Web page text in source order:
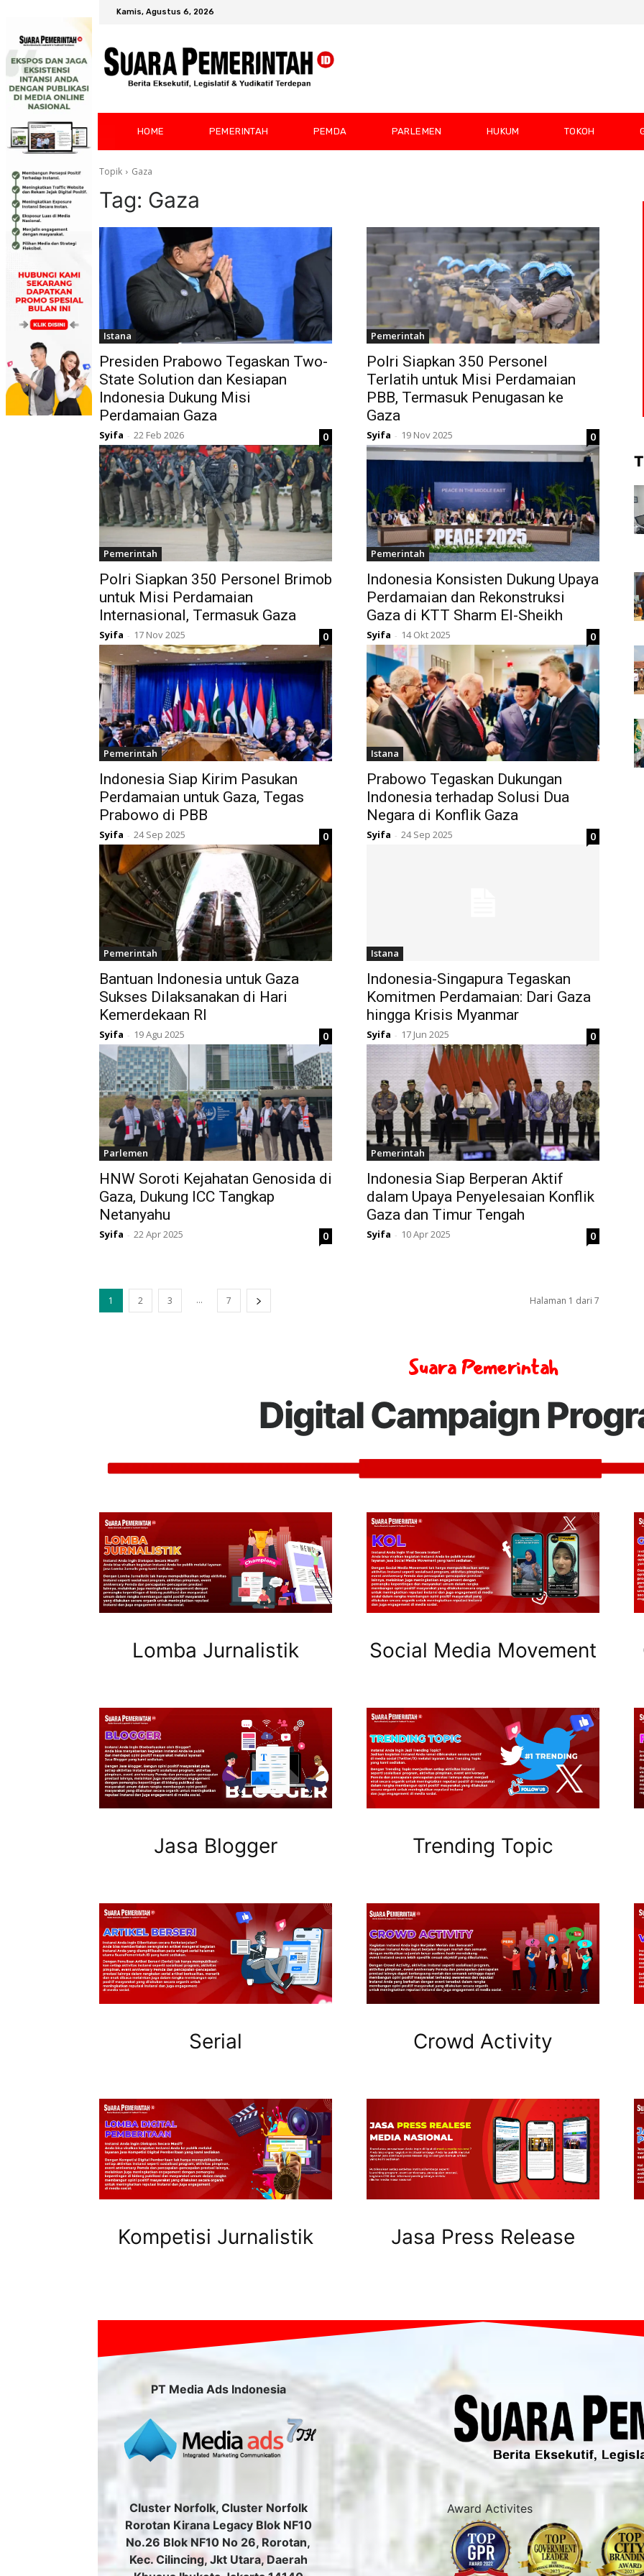
Kamis, Agustus 6, 2026
HOME PEMERINTAH PEMDA PARLEMEN HUKUM TOKOH
Topik Gaza
Tag: Gaza
Istana
Presiden Prabowo Tegaskan Two-
State Solution dan Kesiapan
Indonesia Dukung Misi
Perdamaian Gaza
Syifa - 22 Feb 2026 0
Pemerintah
Polri Siapkan 350 Personel
Terlatih untuk Misi Perdamaian
PBB, Termasuk Penugasan ke
Gaza
Syifa - 19 Nov 2025 0
Pemerintah
Polri Siapkan 350 Personel Brimob
untuk Misi Perdamaian
Internasional, Termasuk Gaza
Syifa - 17 Nov 2025 0
Pemerintah
Indonesia Konsisten Dukung Upaya
Perdamaian dan Rekonstruksi
Gaza di KTT Sharm El-Sheikh
Syifa - 14 Okt 2025 0
Pemerintah
Indonesia Siap Kirim Pasukan
Perdamaian untuk Gaza, Tegas
Prabowo di PBB
Syifa - 24 Sep 2025 0
Istana
Prabowo Tegaskan Dukungan
Indonesia terhadap Solusi Dua
Negara di Konflik Gaza
Syifa - 24 Sep 2025 0
Pemerintah
Bantuan Indonesia untuk Gaza
Sukses Dilaksanakan di Hari
Kemerdekaan RI
Syifa - 19 Agu 2025 0
Istana
Indonesia-Singapura Tegaskan
Komitmen Perdamaian: Dari Gaza
hingga Krisis Myanmar
Syifa - 17 Jun 2025 0
Parlemen
HNW Soroti Kejahatan Genosida di
Gaza, Dukung ICC Tangkap
Netanyahu
Syifa - 22 Apr 2025 0
Pemerintah
Indonesia Siap Berperan Aktif
dalam Upaya Penyelesaian Konflik
Gaza dan Timur Tengah
Syifa - 10 Apr 2025 0
1 2 3 ... 7 Halaman 1 dari 7
Suara Pemerintah
Digital Campaign
Lomba Jurnalistik
Jasa Blogger
Serial
Kompetisi Jurnalistik
Social Media Movement
Trending Topic
Crowd Activity
Jasa Press Release
PT Media Ads Indonesia
Cluster Norfolk, Cluster Norfolk
Rorotan Kirana Legacy Blok NF10
No.26 Blok NF10 No 26, Rorotan,
Kec. Cilincing, Jkt Utara, Daerah
Award Activites